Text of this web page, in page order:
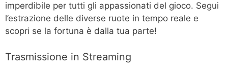
imperdibile per tutti gli appassionati del gioco. Segui
l’estrazione delle diverse ruote in tempo reale e
scopri se la fortuna è dalla tua parte!
Trasmissione in Streaming